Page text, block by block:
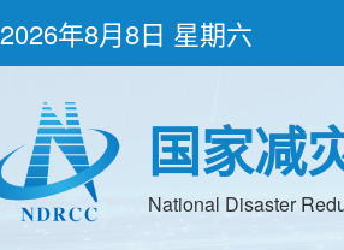
2026年8月8日 星期六
国家减
National Disaster